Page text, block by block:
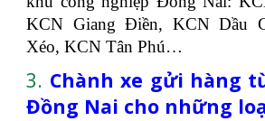
KCN Giang Điền, KCN Dầu
Xéo, KCN Tân Phú…
3. Chành xe gửi hàng
Đồng Nai cho những